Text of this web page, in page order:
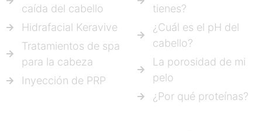
caída del cabello
Hidrafacial Keravive
Tratamientos de spa
para la cabeza
Inyección de PRP
tienes?
¿Cuál es el pH del
cabello?
La porosidad de mi
pelo
¿Por qué proteínas?